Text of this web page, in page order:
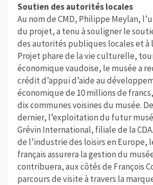
Soutien des autorités locales
Au nom de CMD, Philippe Meylan,
du projet, a tenu à souligner le
des autorités publiques locales et à
Projet phare de la vie culturelle,
économique vaudoise, le musée a
crédit d’appui d’aide au
économique de 10 millions de
dix communes voisines du musée.
dernier, l’exploitation du futur
Grévin International, filiale de la
de l’industrie des loisirs en Europe,
français assurera la gestion du
contribuera, aux côtés de François
parcours de visite à travers la